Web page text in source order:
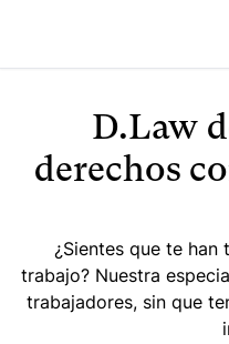
D.Law
derechos
¿Sientes que te han
trabajo? Nuestra
trabajadores, sin que